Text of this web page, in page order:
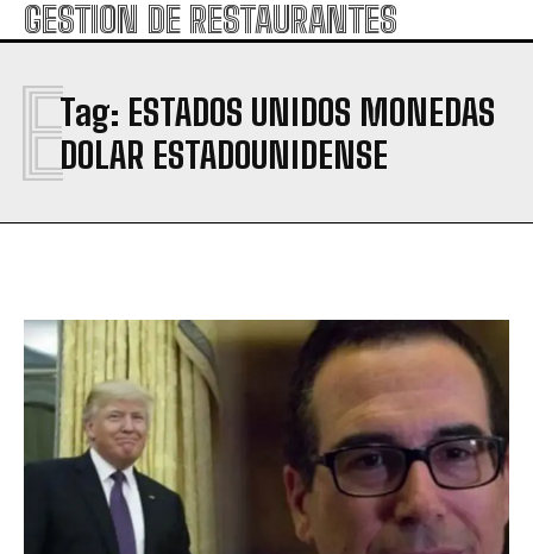
GESTION DE RESTAURANTES
Tag: ESTADOS UNIDOS MONEDAS
DOLAR ESTADOUNIDENSE
E